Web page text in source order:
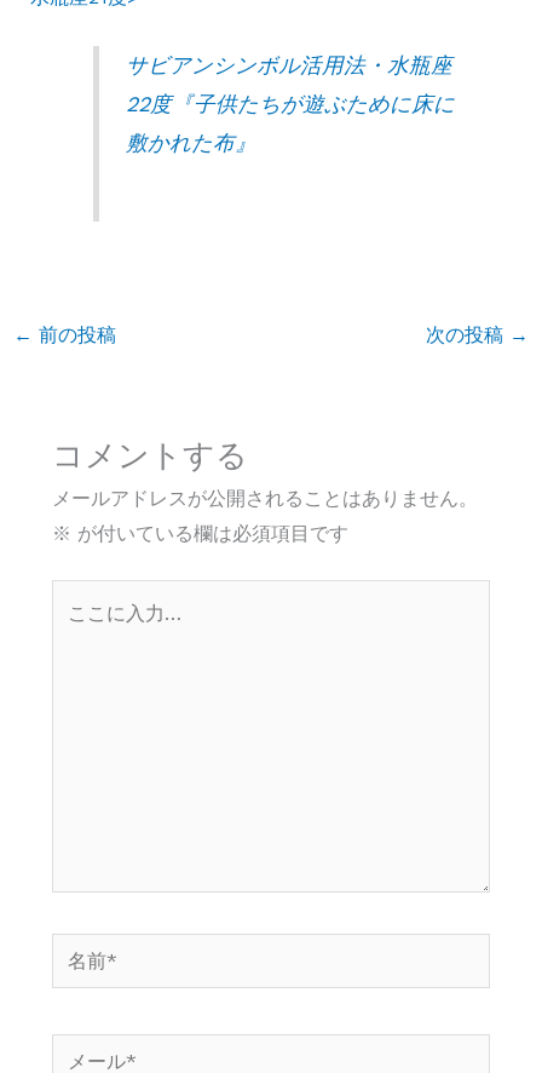
サビアンシンボル活用法・水瓶座
22度『子供たちが遊ぶために床に
敷かれた布』
← 前の投稿 次の投稿 →
コメントする
メールアドレスが公開されることはありません。
※ が付いている欄は必須項目です
前